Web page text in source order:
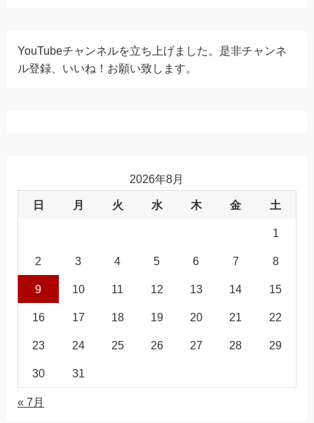
YouTubeチャンネルを立ち上げました。是非チャンネ
ル登録、いいね！お願い致します。
2026年8月
日 月 火 水 木 金 土
1
2 3 4 5 6 7 8
9 10 11 12 13 14 15
16 17 18 19 20 21 22
23 24 25 26 27 28 29
30 31
« 7月